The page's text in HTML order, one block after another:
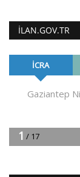
ILAN.GOV.TR